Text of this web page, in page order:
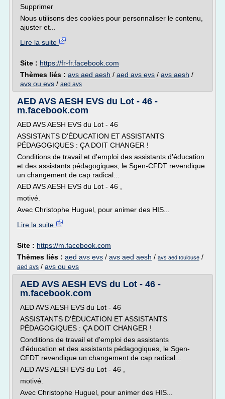
Supprimer
Nous utilisons des cookies pour personnaliser le contenu,
ajuster et...
Lire la suite
Site : https://fr-fr.facebook.com
Thèmes liés : avs aed aesh / aed avs evs / avs aesh /
avs ou evs / aed avs
AED AVS AESH EVS du Lot - 46 -
m.facebook.com
AED AVS AESH EVS du Lot - 46
ASSISTANTS D'ÉDUCATION ET ASSISTANTS
PÉDAGOGIQUES : ÇA DOIT CHANGER !
Conditions de travail et d'emploi des assistants d'éducation
et des assistants pédagogiques, le Sgen-CFDT revendique
un changement de cap radical...
AED AVS AESH EVS du Lot - 46 ,
motivé.
Avec Christophe Huguel, pour animer des HIS...
Lire la suite
Site : https://m.facebook.com
Thèmes liés : aed avs evs / avs aed aesh / avs aed toulouse /
aed avs / avs ou evs
AED AVS AESH EVS du Lot - 46 -
m.facebook.com
AED AVS AESH EVS du Lot - 46
ASSISTANTS D'ÉDUCATION ET ASSISTANTS
PÉDAGOGIQUES : ÇA DOIT CHANGER !
Conditions de travail et d'emploi des assistants
d'éducation et des assistants pédagogiques, le Sgen-
CFDT revendique un changement de cap radical...
AED AVS AESH EVS du Lot - 46 ,
motivé.
Avec Christophe Huguel, pour animer des HIS...